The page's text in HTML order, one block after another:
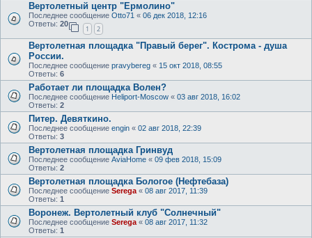
Вертолетный центр "Ермолино"
Последнее сообщение Otto71 « 06 дек 2018, 12:16
Ответы: 20
1 2
Вертолетная площадка "Правый берег". Кострома - душа
России.
Последнее сообщение pravybereg « 15 окт 2018, 08:55
Ответы: 6
Работает ли площадка Волен?
Последнее сообщение Heliport-Moscow « 03 авг 2018, 16:02
Ответы: 2
Питер. Девяткино.
Последнее сообщение engin « 02 авг 2018, 22:39
Ответы: 3
Вертолетная площадка Гринвуд
Последнее сообщение AviaHome « 09 фев 2018, 15:09
Ответы: 2
Вертолетная площадка Бологое (Нефтебаза)
Последнее сообщение Serega « 08 авг 2017, 11:39
Ответы: 1
Воронеж. Вертолетный клуб "Солнечный"
Последнее сообщение Serega « 08 авг 2017, 11:32
Ответы: 1